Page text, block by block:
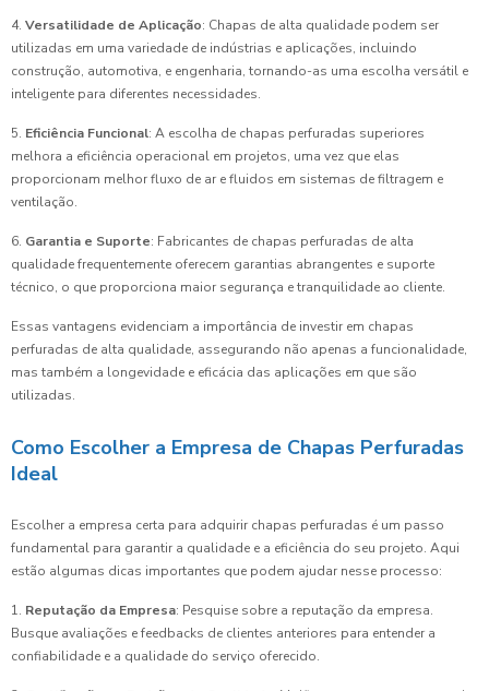
4. Versatilidade de Aplicação: Chapas de alta qualidade podem ser
utilizadas em uma variedade de indústrias e aplicações, incluindo
construção, automotiva, e engenharia, tornando-as uma escolha versátil e
inteligente para diferentes necessidades.
5. Eficiência Funcional: A escolha de chapas perfuradas superiores
melhora a eficiência operacional em projetos, uma vez que elas
proporcionam melhor fluxo de ar e fluidos em sistemas de filtragem e
ventilação.
6. Garantia e Suporte: Fabricantes de chapas perfuradas de alta
qualidade frequentemente oferecem garantias abrangentes e suporte
técnico, o que proporciona maior segurança e tranquilidade ao cliente.
Essas vantagens evidenciam a importância de investir em chapas
perfuradas de alta qualidade, assegurando não apenas a funcionalidade,
mas também a longevidade e eficácia das aplicações em que são
utilizadas.
Como Escolher a Empresa de Chapas Perfuradas
Ideal
Escolher a empresa certa para adquirir chapas perfuradas é um passo
fundamental para garantir a qualidade e a eficiência do seu projeto. Aqui
estão algumas dicas importantes que podem ajudar nesse processo:
1. Reputação da Empresa: Pesquise sobre a reputação da empresa.
Busque avaliações e feedbacks de clientes anteriores para entender a
confiabilidade e a qualidade do serviço oferecido.